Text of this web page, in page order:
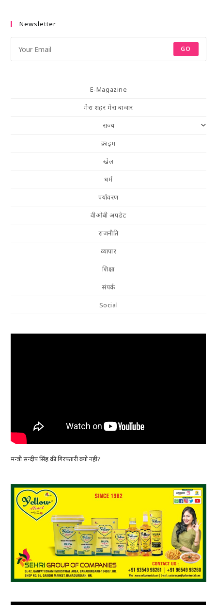
Newsletter
GO
E-Magazine
मेरा शहर मेरा बाजार
राज्य
क्राइम
खेल
धर्म
पर्यावरण
वीओबी अपडेट
राजनीति
व्यापार
शिक्षा
संपर्क
Social
मन्त्री सन्दीप सिंह की गिरफ्तारी क्यो नही?